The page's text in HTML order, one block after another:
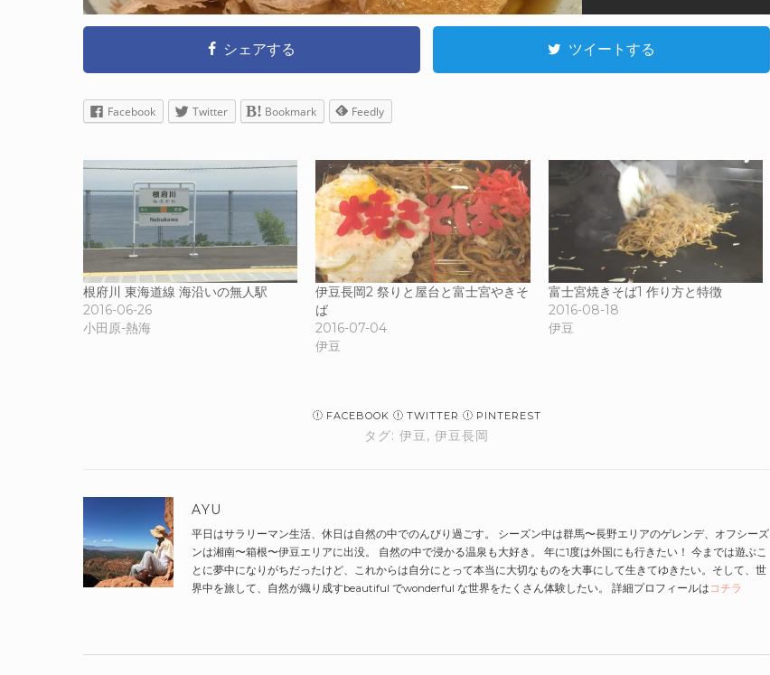
シェアする ツイートする
Facebook Twitter Bookmark Feedly
根府川 東海道線 海沿いの無人駅
2016-06-26
小田原-熱海
伊豆長岡2 祭りと屋台と富士宮やきそ
ば
2016-07-04
伊豆
富士宮焼きそば1 作り方と特徴
2016-08-18
伊豆
FACEBOOK TWITTER PINTEREST
タグ: 伊豆, 伊豆長岡
AYU
平日はサラリーマン生活、休日は自然の中でのんびり過ごす。 シーズン中は群馬〜長野エリアのゲレンデ、オフシーズ
ンは湘南〜箱根〜伊豆エリアに出没。 自然の中で浸かる温泉も大好き。 年に1度は外国にも行きたい！ 今までは遊ぶこ
とに夢中になりがちだったけど、これからは自分にとって本当に大切なものを大事にして生きてゆきたい。そして、世
界中を旅して、自然が織り成すbeautiful でwonderful な世界をたくさん体験したい。 詳細プロフィールは コチラ